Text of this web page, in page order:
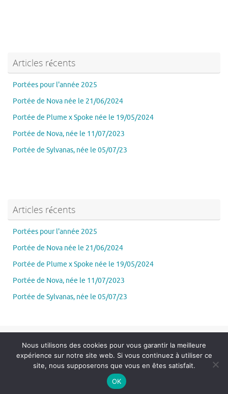
Articles récents
Portées pour l'année 2025
Portée de Nova née le 21/06/2024
Portée de Plume x Spoke née le 19/05/2024
Portée de Nova, née le 11/07/2023
Portée de Sylvanas, née le 05/07/23
Articles récents
Portées pour l'année 2025
Portée de Nova née le 21/06/2024
Portée de Plume x Spoke née le 19/05/2024
Portée de Nova, née le 11/07/2023
Portée de Sylvanas, née le 05/07/23
Fièrement propulsé par
Nous utilisons des cookies pour vous garantir la meilleure
expérience sur notre site web. Si vous continuez à utiliser ce
site, nous supposerons que vous en êtes satisfait.
OK